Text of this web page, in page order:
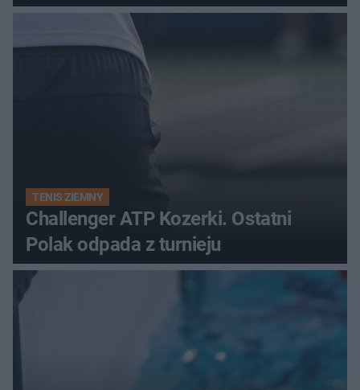
TENIS ZIEMNY
Challenger ATP Kozerki. Ostatni
Polak odpada z turnieju